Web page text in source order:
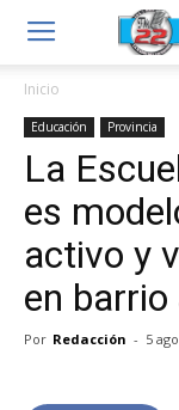
Inicio
Educación Provincia
La
es
activo y
en barrio
Por Redacción - 5